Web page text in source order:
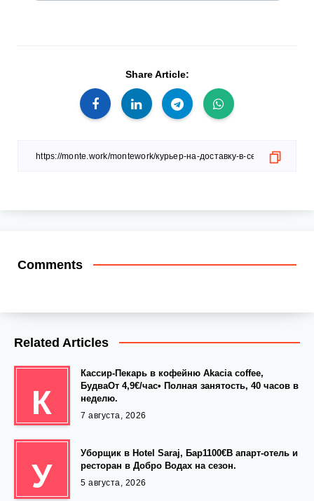
Share Article:
Comments
Related Articles
К
Кассир-Пекарь в кофейню Akacia coffee,
БудваОт 4,9€/час• Полная занятость, 40 часов в
неделю.
7 августа, 2026
У
Уборщик в Hotel Saraj, Бар1100€В апарт-отель и
ресторан в Добро Водах на сезон.
5 августа, 2026